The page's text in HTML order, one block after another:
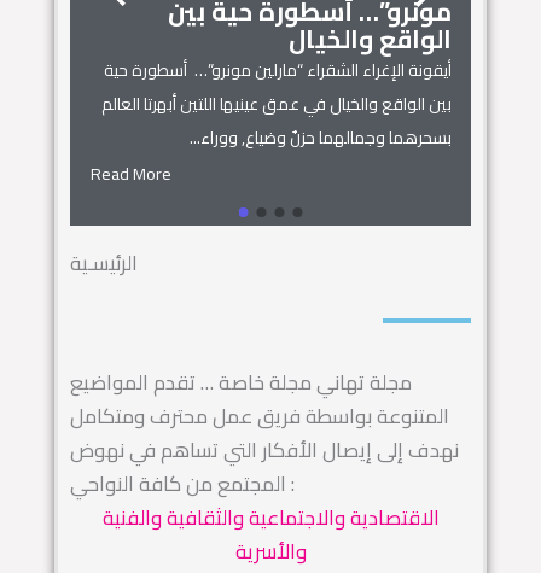
مونرو”… أسطورة حية بين
الواقع والخيال
أيقونة الإغراء الشقراء “مارلين مونرو”… أسطورة حية
بين الواقع والخيال في عمق عينيها اللتين أبهرتا العالم
بسحرهما وجمالهما حزنٌ وضياع, ووراء...
Read More
الرئيسـية
مجلة تهاني مجلة خاصة … تقدم المواضيع
المتنوعة بواسطة فريق عمل محترف ومتكامل
نهدف إلى إيصال الأفكار التي تساهم في نهوض
المجتمع من كافة النواحي :
الاقتصادية والاجتماعية والثقافية والفنية
والأسرية